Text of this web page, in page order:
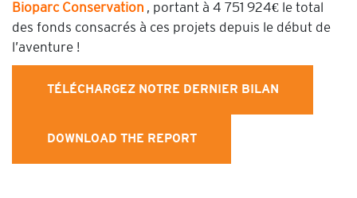
Bioparc Conservation , portant à 4 751 924€ le total
des fonds consacrés à ces projets depuis le début de
l’aventure !
TÉLÉCHARGEZ NOTRE DERNIER BILAN
DOWNLOAD THE REPORT